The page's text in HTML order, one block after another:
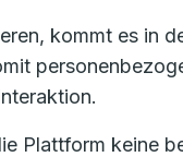
kommt es in
Plattform keine